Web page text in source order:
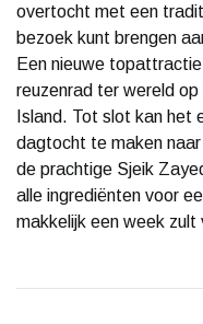
overtocht met een
bezoek kunt brengen
Een nieuwe
reuzenrad ter wereld
Island. Tot slot kan het
dagtocht te maken
de prachtige Sjeik
alle ingrediënten voor
makkelijk een week zult